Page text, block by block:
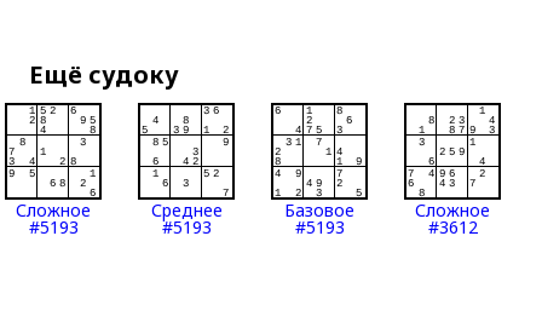
Ещё судоку
Сложное
#5193
Среднее
#5193
Базовое
#5193
Сложное
#3612